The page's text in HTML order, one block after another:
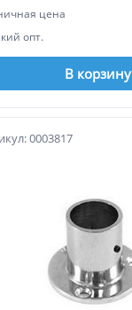
цена
опт.
В корзину
0003817